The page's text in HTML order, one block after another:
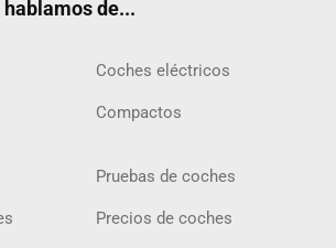
de...
Coches eléctricos
Compactos
Pruebas de coches
Precios de coches